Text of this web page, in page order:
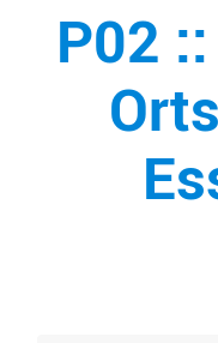
P02 ::